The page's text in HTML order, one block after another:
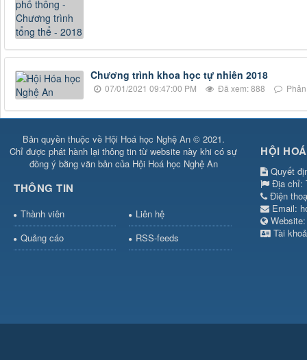
Chương trình khoa học tự nhiên 2018
07/01/2021 09:47:00 PM Đã xem: 888
Bản quyền thuộc về Hội Hoá học Nghệ An © 2021.
Chỉ được phát hành lại thông tin từ website này khi có sự
đồng ý bằng văn bản của Hội Hoá học Nghệ An
THÔNG TIN
Thành viên
Liên hệ
Quảng cáo
RSS-feeds
HỘI
Quyết
Địa chỉ:
Điện
Email:
Tài